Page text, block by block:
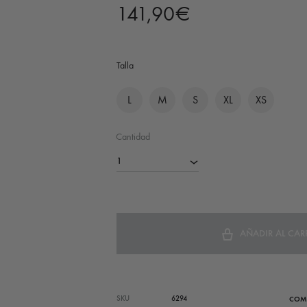
141,90€
Talla
L M S XL XS
Cantidad
1
SKU
6294